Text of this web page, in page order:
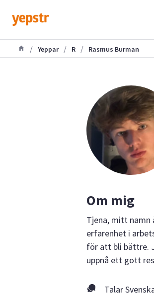
/ Yeppar / R / Rasmus Burman
Om mig
Tjena, mitt namn
erfarenhet i
för att bli bättre.
uppnå ett gott
Talar